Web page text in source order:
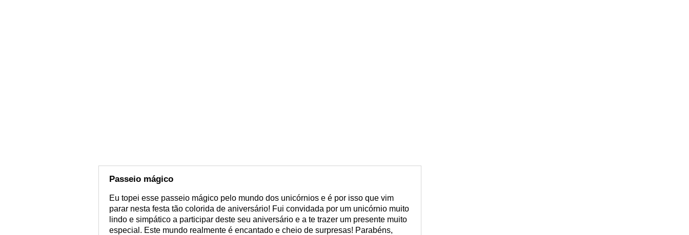
Passeio mágico
Eu topei esse passeio mágico pelo mundo dos unicórnios e é por isso que vim
parar nesta festa tão colorida de aniversário! Fui convidada por um unicórnio muito
lindo e simpático a participar deste seu aniversário e a te trazer um presente muito
especial. Este mundo realmente é encantado e cheio de surpresas! Parabéns,